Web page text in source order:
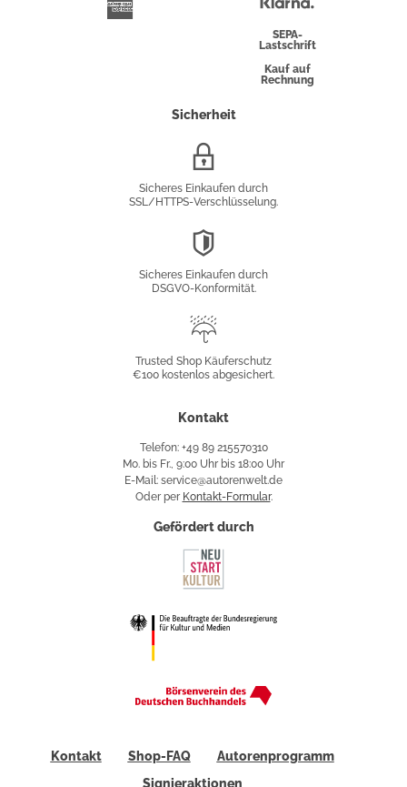
SEPA-
Lastschrift
Kauf auf
Rechnung
Sicherheit
Sicheres Einkaufen durch
SSL/HTTPS-Verschlüsselung.
Sicheres Einkaufen durch
DSGVO-Konformität.
Käuferschutz
Trusted Shop Käuferschutz
€100 kostenlos abgesichert.
Kontakt
Telefon: +49 89 215570310
Mo. bis Fr., 9:00 Uhr bis 18:00 Uhr
E-Mail: service@autorenwelt.de
Oder per Kontakt-Formular.
Gefördert durch
Kontakt Shop-FAQ
Autorenprogramm
Signieraktionen